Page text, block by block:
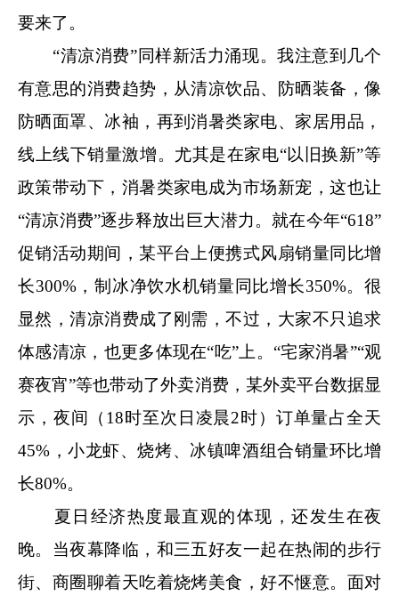
要来了。
“清凉消费”同样新活力涌现。我注意到几个
有意思的消费趋势，从清凉饮品、防晒装备，像
防晒面罩、冰袖，再到消暑类家电、家居用品，
线上线下销量激增。尤其是在家电“以旧换新”等
政策带动下，消暑类家电成为市场新宠，这也让
“清凉消费”逐步释放出巨大潜力。就在今年“618”
促销活动期间，某平台上便携式风扇销量同比增
长300%，制冰净饮水机销量同比增长350%。很
显然，清凉消费成了刚需，不过，大家不只追求
体感清凉，也更多体现在“吃”上。“宅家消暑”“观
赛夜宵”等也带动了外卖消费，某外卖平台数据显
示，夜间（18时至次日凌晨2时）订单量占全天
45%，小龙虾、烧烤、冰镇啤酒组合销量环比增
长80%。
夏日经济热度最直观的体现，还发生在夜
晚。当夜幕降临，和三五好友一起在热闹的步行
街、商圈聊着天吃着烧烤美食，好不惬意。面对